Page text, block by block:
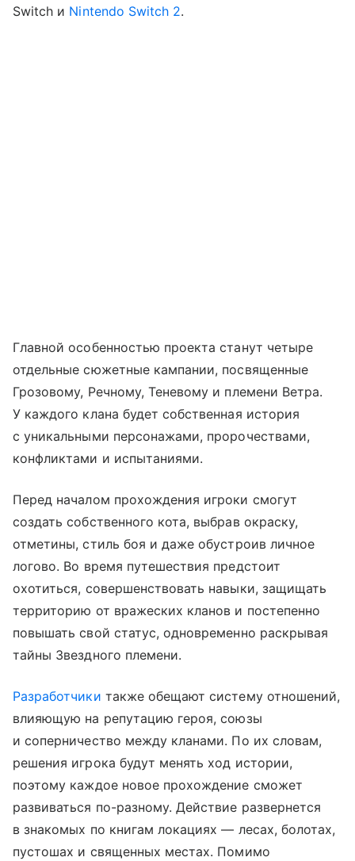
Switch и Nintendo Switch 2.
Главной особенностью проекта станут четыре
отдельные сюжетные кампании, посвященные
Грозовому, Речному, Теневому и племени Ветра.
У каждого клана будет собственная история
с уникальными персонажами, пророчествами,
конфликтами и испытаниями.
Перед началом прохождения игроки смогут
создать собственного кота, выбрав окраску,
отметины, стиль боя и даже обустроив личное
логово. Во время путешествия предстоит
охотиться, совершенствовать навыки, защищать
территорию от вражеских кланов и постепенно
повышать свой статус, одновременно раскрывая
тайны Звездного племени.
Разработчики также обещают систему отношений,
влияющую на репутацию героя, союзы
и соперничество между кланами. По их словам,
решения игрока будут менять ход истории,
поэтому каждое новое прохождение сможет
развиваться по-разному. Действие развернется
в знакомых по книгам локациях — лесах, болотах,
пустошах и священных местах. Помимо